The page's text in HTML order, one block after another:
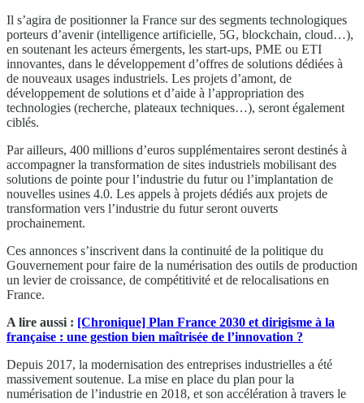
Il s’agira de positionner la France sur des segments technologiques
porteurs d’avenir (intelligence artificielle, 5G, blockchain, cloud…),
en soutenant les acteurs émergents, les start-ups, PME ou ETI
innovantes, dans le développement d’offres de solutions dédiées à
de nouveaux usages industriels. Les projets d’amont, de
développement de solutions et d’aide à l’appropriation des
technologies (recherche, plateaux techniques…), seront également
ciblés.
Par ailleurs, 400 millions d’euros supplémentaires seront destinés à
accompagner la transformation de sites industriels mobilisant des
solutions de pointe pour l’industrie du futur ou l’implantation de
nouvelles usines 4.0. Les appels à projets dédiés aux projets de
transformation vers l’industrie du futur seront ouverts
prochainement.
Ces annonces s’inscrivent dans la continuité de la politique du
Gouvernement pour faire de la numérisation des outils de production
un levier de croissance, de compétitivité et de relocalisations en
France.
A lire aussi : [Chronique] Plan France 2030 et dirigisme à la
française : une gestion bien maîtrisée de l’innovation ?
Depuis 2017, la modernisation des entreprises industrielles a été
massivement soutenue. La mise en place du plan pour la
numérisation de l’industrie en 2018, et son accélération à travers le